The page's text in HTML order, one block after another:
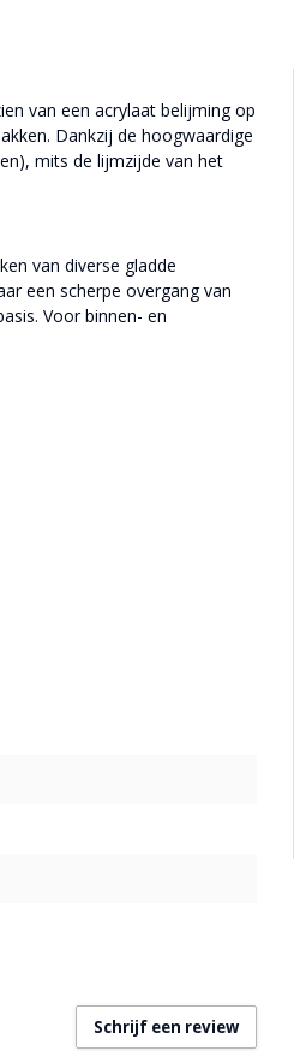
van een acrylaat belijming op
Dankzij de hoogwaardige
mits de lijmzijde van het
van diverse gladde
een scherpe overgang van
Voor binnen- en
Schrijf een review